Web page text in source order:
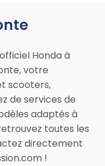
Honda à
votre
scooters,
de services de
adaptés à
toutes les
directement
!